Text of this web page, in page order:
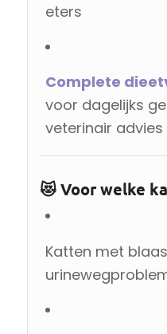
eters
Complete
voor dagelijks
veterinair advies
😻 Voor welke
Katten met